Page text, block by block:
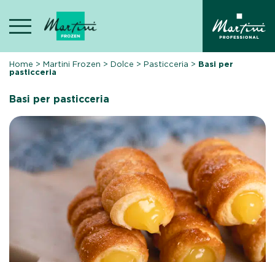
content
Home >Martini Frozen >Dolce >Pasticceria > Basi per
pasticceria
Basi per pasticceria